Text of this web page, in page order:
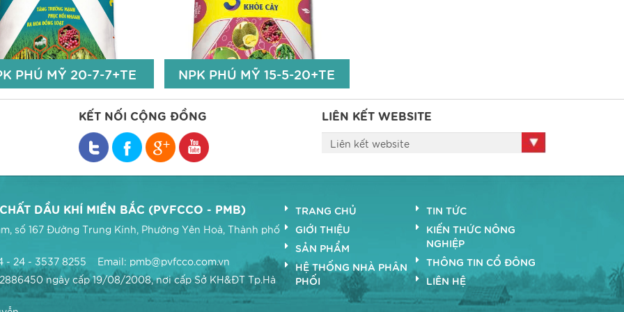
Zn: 50 ppm; Bo: 50 ppm
Chi tiết
2,6% S
Zn+Fe+Bo: 100 ppm
Chi tiết
PHÚ MỸ 20-7-7+TE
PHÚ MỸ 20-7-7+TE
Đạm Tổng số (Nts): 20%;
hữu hiệu (K2Ohh): 7%;
(Zn: 50ppm; B: 50ppm);
Độ ẩm: 5%.
Chi tiết
NPK PHÚ MỸ 15-5-20+TE
NPK PHÚ MỸ 15-5-20+TE
Đạm Tổng số (Nts): 15%;
Kali hữu hiệu (K2Ohh): 20%;
TE (Zn: 50ppm; B: 50ppm);
Độ ẩm: 5%.
Chi tiết
KẾT NỐI CỘNG ĐỒNG LIÊN KẾT WEBSITE
Liên kết website
DẦU KHÍ MIỀN BẮC (PVFCCO - PMB)
số 167 Đường Trung Kính, Phường Yên Hoà, Thành phố
- 24 - 3537 8255 Email: pmb@pvfcco.com.vn
ngày cấp 19/08/2008, nơi cấp Sở KH&ĐT Tp.Hà
TRANG CHỦ
GIỚI THIỆU
SẢN PHẨM
HỆ THỐNG NHÀ PHÂN
PHỐI
TIN TỨC
KIẾN THỨC NÔNG
NGHIỆP
THÔNG TIN CỔ ĐÔNG
LIÊN HỆ